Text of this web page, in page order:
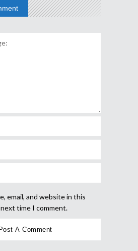
email, and website in this
time I comment.